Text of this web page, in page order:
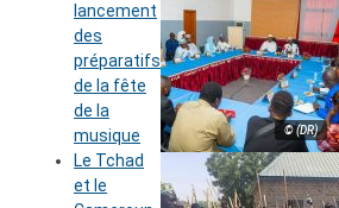
© (DR)
lancement
des
préparatifs
de la fête
de la
musique
Le Tchad
et le